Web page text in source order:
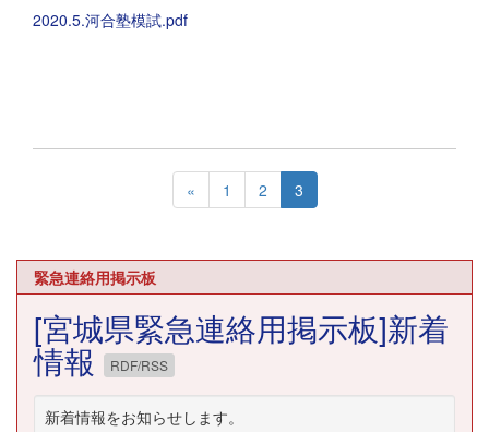
2020.5.河合塾模試.pdf
« 1 2 3
緊急連絡用掲示板
[宮城県緊急連絡用掲示板]新着
情報 RDF/RSS
新着情報をお知らせします。